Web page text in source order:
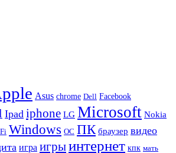
Asus chrome Dell Facebook
Ipad iphone LG Microsoft Nokia
Windows ОС ПК браузер видео
игра игрыинтернет кпк мать